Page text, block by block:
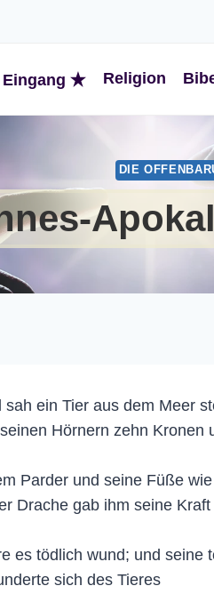
Eingang Religion
DIE
ein Tier aus dem Meer
Hörnern zehn Kronen
Parder und seine Füße
Drache gab ihm seine
es tödlich wund; und seine
sich des Tieres